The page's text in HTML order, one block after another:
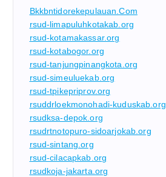
Bkkbntidorekepulauan.com
rsud-limapuluhkotakab.org
rsud-kotamakassar.org
rsud-kotabogor.org
rsud-tanjungpinangkota.org
rsud-simeuluekab.org
rsud-tpikepriprov.org
rsuddrloekmonohadi-kuduskab.org
rsudksa-depok.org
rsudrtnotopuro-sidoarjokab.org
rsud-sintang.org
rsud-cilacapkab.org
rsudkoja-jakarta.org